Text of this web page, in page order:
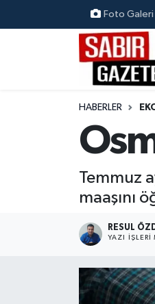
Foto Galeri
HABERLER
Temmuz
maaşını
RESUL
YAZI İŞLERI
ÖZEL HABER
MAGAZİN
Osmaniye Nöbetçi
Osmaniye Hava
Osmaniye Trafik
Süper Lig Puan
Son Dakika Haberleri